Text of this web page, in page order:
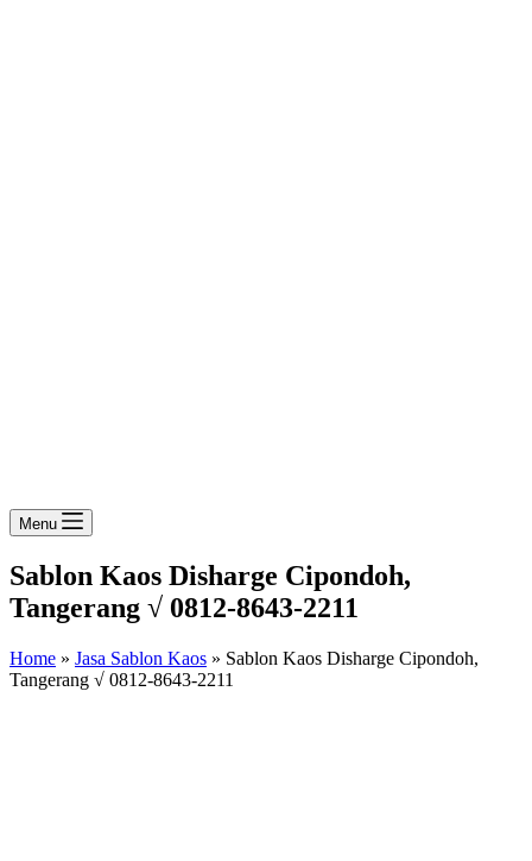
Menu
Sablon Kaos Disharge Cipondoh,
Tangerang √ 0812-8643-2211
Home » Jasa Sablon Kaos » Sablon Kaos Disharge Cipondoh,
Tangerang √ 0812-8643-2211